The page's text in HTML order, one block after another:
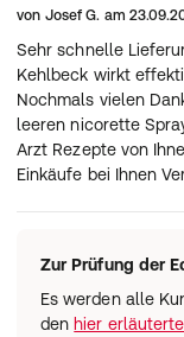
von Josef G. am
Sehr schnelle
Kehlbeck wirkt
Nochmals vielen
leeren nicorette
Arzt Rezepte von
Einkäufe bei Ihnen
Zur Prüfung der
Es werden alle
den hier